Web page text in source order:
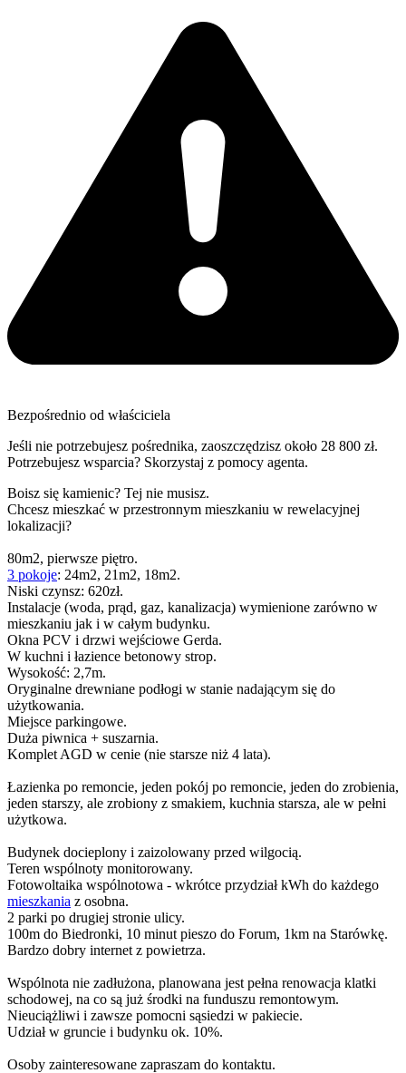
Bezpośrednio od właściciela
Jeśli nie potrzebujesz pośrednika, zaoszczędzisz około 28 800 zł.
Potrzebujesz wsparcia? Skorzystaj z pomocy agenta.
Boisz się kamienic? Tej nie musisz.
Chcesz mieszkać w przestronnym mieszkaniu w rewelacyjnej
lokalizacji?
80m2, pierwsze piętro.
3 pokoje: 24m2, 21m2, 18m2.
Niski czynsz: 620zł.
Instalacje (woda, prąd, gaz, kanalizacja) wymienione zarówno w
mieszkaniu jak i w całym budynku.
Okna PCV i drzwi wejściowe Gerda.
W kuchni i łazience betonowy strop.
Wysokość: 2,7m.
Oryginalne drewniane podłogi w stanie nadającym się do
użytkowania.
Miejsce parkingowe.
Duża piwnica + suszarnia.
Komplet AGD w cenie (nie starsze niż 4 lata).
Łazienka po remoncie, jeden pokój po remoncie, jeden do zrobienia,
jeden starszy, ale zrobiony z smakiem, kuchnia starsza, ale w pełni
użytkowa.
Budynek docieplony i zaizolowany przed wilgocią.
Teren wspólnoty monitorowany.
Fotowoltaika wspólnotowa - wkrótce przydział kWh do każdego
mieszkania z osobna.
2 parki po drugiej stronie ulicy.
100m do Biedronki, 10 minut pieszo do Forum, 1km na Starówkę.
Bardzo dobry internet z powietrza.
Wspólnota nie zadłużona, planowana jest pełna renowacja klatki
schodowej, na co są już środki na funduszu remontowym.
Nieuciążliwi i zawsze pomocni sąsiedzi w pakiecie.
Udział w gruncie i budynku ok. 10%.
Osoby zainteresowane zapraszam do kontaktu.